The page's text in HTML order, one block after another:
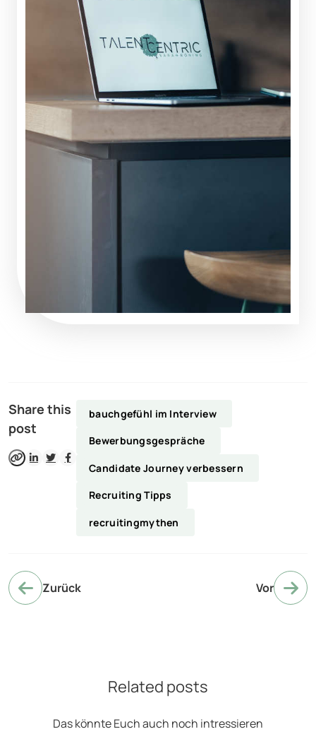
Share this
post
bauchgefühl im Interview
Bewerbungsgespräche
Candidate Journey verbessern
Recruiting Tipps
recruitingmythen
Zurück Vor
Related posts
Das könnte Euch auch noch intressieren